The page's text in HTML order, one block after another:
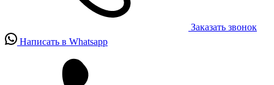
Заказать звонок
Написать в Whatsapp